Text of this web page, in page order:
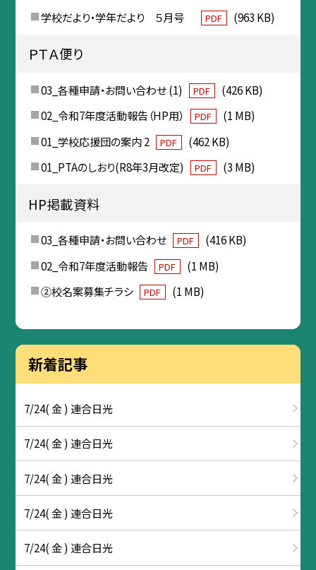
学校だより・学年だより ５月号
PDF (963 KB)
ＰＴＡ便り
03_各種申請・お問い合わせ (1) PDF
(426 KB)
02_令和7年度活動報告（HP用）
PDF
(1 MB)
01_学校応援団の案内 2
PDF
(462 KB)
01_PTAのしおり(R8年3月改定)
PDF (3 MB)
HP掲載資料
03_各種申請・お問い合わせ PDF
(416 KB)
02_令和7年度活動報告
PDF
(1 MB)
②校名案募集チラシ
PDF (1 MB)
新着記事
7/24( 金 ) 連合日光
7/24( 金 ) 連合日光
7/24( 金 ) 連合日光
7/24( 金 ) 連合日光
7/24( 金 ) 連合日光